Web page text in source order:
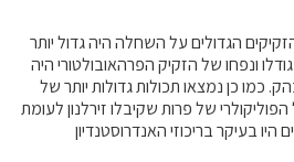
הגדולים על השחלה היה גדול יותר
ונפחו של הזקיק הפרהאובולטורי היה
כמו כן נמצאו תכולות גדולות יותר של
של פרות שקיבלו זירלנון לעומת
בעיקר בריכוזי האנדרוסטנדיון